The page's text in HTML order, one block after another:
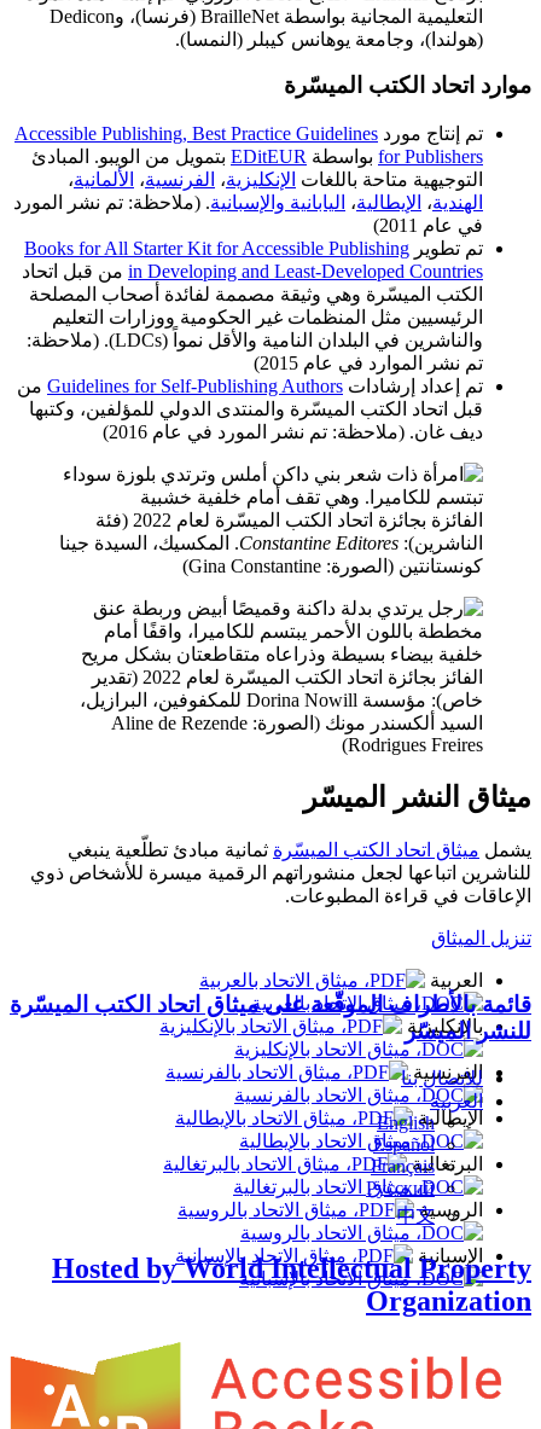
التعليمية المجانية بواسطة BrailleNet (فرنسا)، وDedicon
(هولندا)، وجامعة يوهانس كيبلر (النمسا).
موارد اتحاد الكتب الميسّرة
تم إنتاج مورد Accessible Publishing, Best Practice Guidelines
for Publishers بواسطة EDitEUR بتمويل من الويبو. المبادئ
التوجيهية متاحة باللغات الإنكليزية، الفرنسية، الألمانية،
الهندية، الإيطالية، اليابانية والإسبانية. (ملاحظة: تم نشر المورد
في عام 2011)
تم تطوير Books for All Starter Kit for Accessible Publishing
in Developing and Least-Developed Countries من قبل اتحاد
الكتب الميسّرة وهي وثيقة مصممة لفائدة أصحاب المصلحة
الرئيسيين مثل المنظمات غير الحكومية ووزارات التعليم
والناشرين في البلدان النامية والأقل نمواً (LDCs). (ملاحظة:
تم نشر الموارد في عام 2015)
تم إعداد إرشادات Guidelines for Self-Publishing Authors من
قبل اتحاد الكتب الميسّرة والمنتدى الدولي للمؤلفين، وكتبها
ديف غان. (ملاحظة: تم نشر المورد في عام 2016)
الفائزة بجائزة اتحاد الكتب الميسّرة لعام 2022 (فئة
الناشرين): Constantine Editores. المكسيك، السيدة جينا
كونستانتين (الصورة: Gina Constantine)
الفائز بجائزة اتحاد الكتب الميسّرة لعام 2022 (تقدير
خاص): مؤسسة Dorina Nowill للمكفوفين، البرازيل،
السيد ألكسندر مونك (الصورة: Aline de Rezende
Rodrigues Freires)
ميثاق النشر الميسّر
يشمل ميثاق اتحاد الكتب الميسّرة ثمانية مبادئ تطلّعية ينبغي
للناشرين اتباعها لجعل منشوراتهم الرقمية ميسرة للأشخاص ذوي
الإعاقات في قراءة المطبوعات.
تنزيل الميثاق
العربية
بالإنكليزية
الفرنسية
الإيطالية
البرتغالية
الروسية
الإسبانية
قائمة بالأطراف الموقّعة على ميثاق اتحاد الكتب الميسّرة
للنشر الميسّر
للاتصال بنا
العربية
English
Español
Français
Русский
中文
Hosted by World Intellectual Property
Organization